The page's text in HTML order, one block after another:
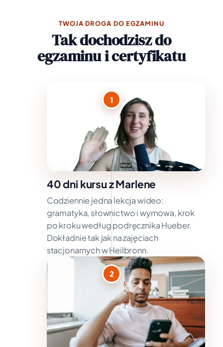
TWOJA DROGA DO EGZAMINU
Tak dochodzisz do
egzaminu i certyfikatu
1
40 dni kursu z Marlene
Codziennie jedna lekcja wideo:
gramatyka, słownictwo i wymowa, krok
po kroku według podręcznika Hueber.
Dokładnie tak jak na zajęciach
stacjonarnych w Heilbronn.
2